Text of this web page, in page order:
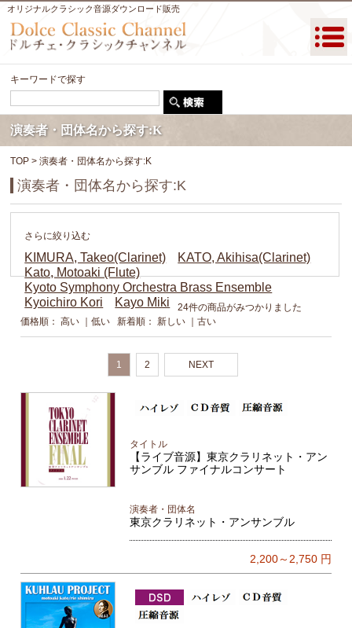
オリジナルクラシック音源ダウンロード販売
キーワードで探す
演奏者・団体名から探す:K
TOP > 演奏者・団体名から探す:K
演奏者・団体名から探す:K
さらに絞り込む
KIMURA, Takeo(Clarinet)
KATO, Akihisa(Clarinet)
Kato, Motoaki (Flute)
Kyoto Symphony Orchestra Brass Ensemble
Kyoichiro Kori
Kayo Miki
24件の商品がみつかりました
価格順：高い ｜低い 新着順：新しい ｜古い
1 2 NEXT
タイトル
【ライブ音源】東京クラリネット・アン
サンブル ファイナルコンサート
演奏者・団体名
東京クラリネット・アンサンブル
2,200～2,750円